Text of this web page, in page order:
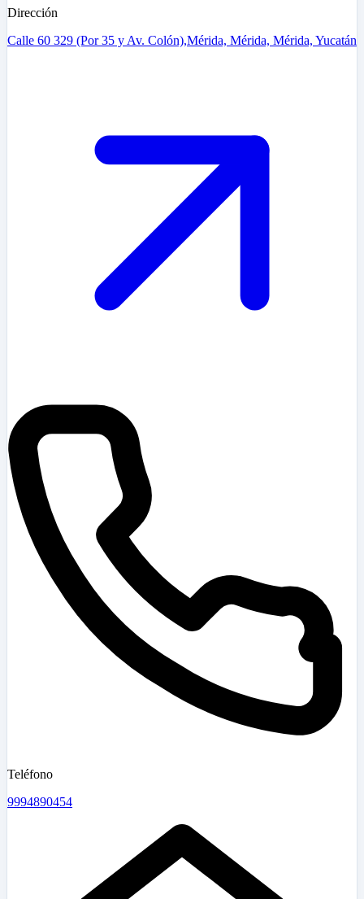
Dirección
Calle 60 329 (Por 35 y Av. Colón),Mérida, Mérida, Mérida, Yucatán
Teléfono
9994890454